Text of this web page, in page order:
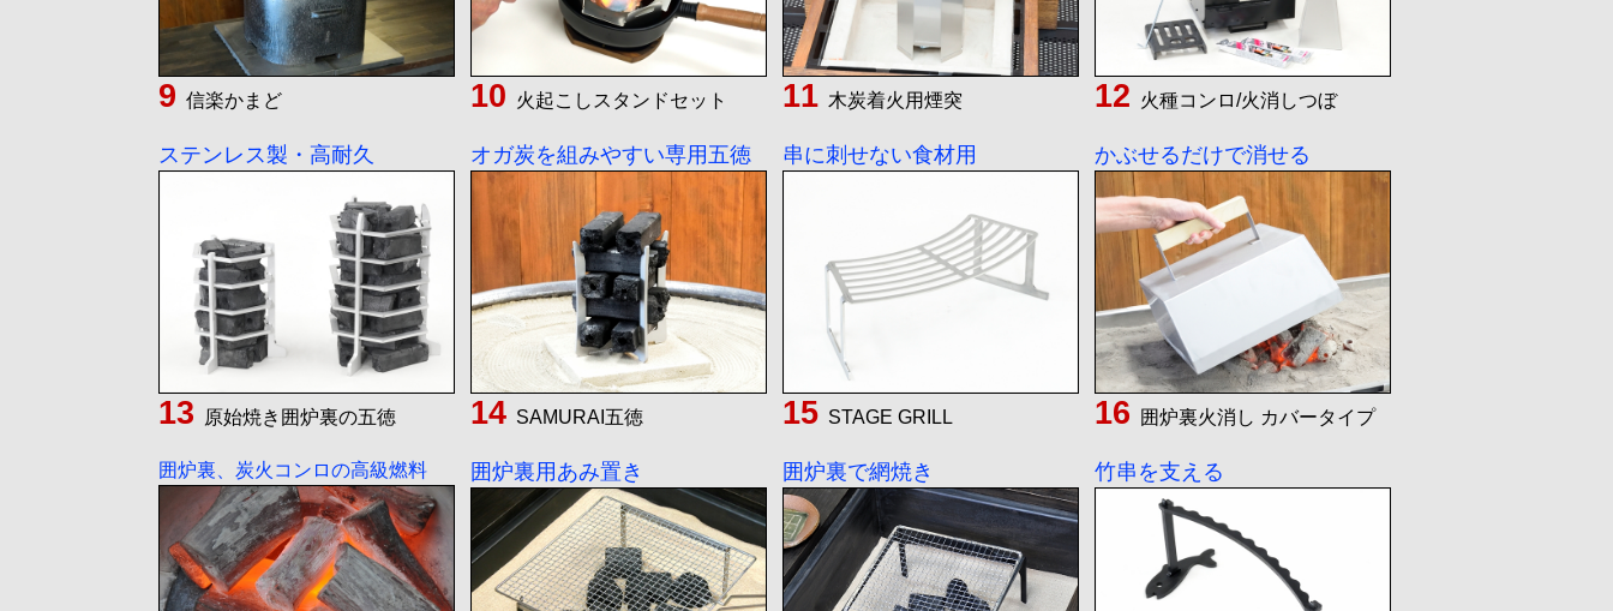
信楽かまど 火起こしスタンドセット 木炭着火用煙突 火種コンロ/火消しつぼ
ステンレス製・高耐久
原始焼き囲炉裏の五徳
オガ炭を組みやすい専用五徳
SAMURAI五徳
串に刺せない食材用
STAGE GRILL
かぶせるだけで消せる
囲炉裏火消し カバータイプ
囲炉裏、炭火コンロの高級燃料 囲炉裏用あみ置き 囲炉裏で網焼き 竹串を支える